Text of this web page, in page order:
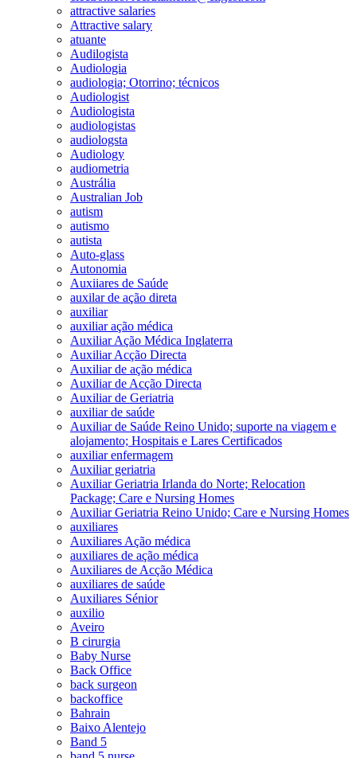
attractive salaries
Attractive salary
atuante
Audilogista
Audiologia
audiologia; Otorrino; técnicos
Audiologist
Audiologista
audiologistas
audiologsta
Audiology
audiometria
Austrália
Australian Job
autism
autismo
autista
Auto-glass
Autonomia
Auxiiares de Saúde
auxilar de ação direta
auxiliar
auxiliar ação médica
Auxiliar Ação Médica Inglaterra
Auxiliar Acção Directa
Auxiliar de ação médica
Auxiliar de Acção Directa
Auxiliar de Geriatria
auxiliar de saúde
Auxiliar de Saúde Reino Unido; suporte na viagem e
alojamento; Hospitais e Lares Certificados
auxiliar enfermagem
Auxiliar geriatria
Auxiliar Geriatria Irlanda do Norte; Relocation
Package; Care e Nursing Homes
Auxiliar Geriatria Reino Unido; Care e Nursing Homes
auxiliares
Auxiliares Ação médica
auxiliares de ação médica
Auxiliares de Acção Médica
auxiliares de saúde
Auxiliares Sénior
auxilio
Aveiro
B cirurgia
Baby Nurse
Back Office
back surgeon
backoffice
Bahrain
Baixo Alentejo
Band 5